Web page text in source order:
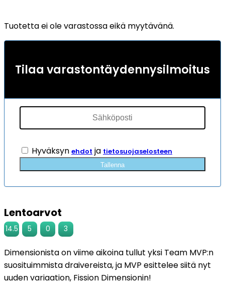
Tuotetta ei ole varastossa eikä myytävänä.
Tilaa varastontäydennysilmoitus
Hyväksyn ehdot ja tietosuojaselosteen
Tallenna
Lentoarvot
14.5 5 0 3
Dimensionista on viime aikoina tullut yksi Team MVP:n
suosituimmista draivereista, ja MVP esittelee siitä nyt
uuden variaation, Fission Dimensionin!